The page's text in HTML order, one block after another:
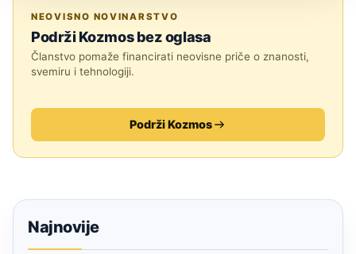
NEOVISNO NOVINARSTVO
Podrži Kozmos bez oglasa
Članstvo pomaže financirati neovisne priče o znanosti,
svemiru i tehnologiji.
Podrži Kozmos
Najnovije